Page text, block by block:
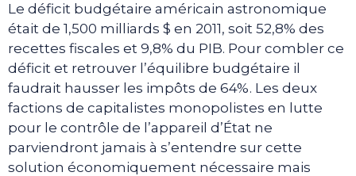
Le déficit budgétaire américain astronomique
était de 1,500 milliards $ en 2011, soit 52,8% des
recettes fiscales et 9,8% du PIB. Pour combler ce
déficit et retrouver l’équilibre budgétaire il
faudrait hausser les impôts de 64%. Les deux
factions de capitalistes monopolistes en lutte
pour le contrôle de l’appareil d’État ne
parviendront jamais à s’entendre sur cette
solution économiquement nécessaire mais